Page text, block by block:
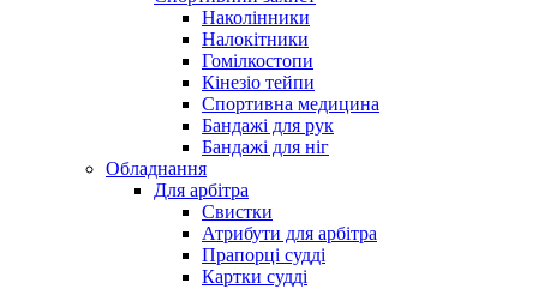
Наколінники
Налокітники
Гомілкостопи
Кінезіо тейпи
Спортивна медицина
Бандажі для рук
Бандажі для ніг
Обладнання
Для арбітра
Свистки
Атрибути для арбітра
Прапорці судді
Картки судді